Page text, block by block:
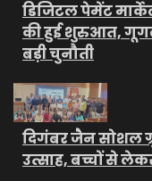
डिजिटल पेमेंट
की हुई शुरुआत,
बड़ी चुनौती
दिगंबर जैन सोशल
उत्साह, बच्चों से